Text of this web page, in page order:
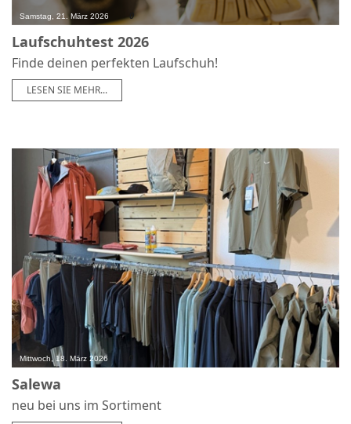
Samstag, 21. März 2026 0
Laufschuhtest 2026
Finde deinen perfekten Laufschuh!
LESEN SIE MEHR...
Mittwoch, 18. März 2026
Salewa
neu bei uns im Sortiment